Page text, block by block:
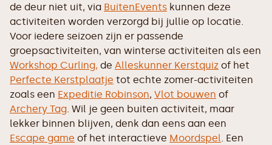
de deur niet uit, via BuitenEvents kunnen deze
activiteiten worden verzorgd bij jullie op locatie.
Voor iedere seizoen zijn er passende
groepsactiviteiten, van winterse activiteiten als een
Workshop Curling, de Alleskunner Kerstquiz of het
Perfecte Kerstplaatje tot echte zomer-activiteiten
zoals een Expeditie Robinson, Vlot bouwen of
Archery Tag. Wil je geen buiten activiteit, maar
lekker binnen blijven, denk dan eens aan een
Escape game of het interactieve Moordspel. Een